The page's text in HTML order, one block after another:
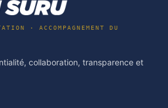
· ACCOMPAGNEMENT DU
collaboration, transparence et